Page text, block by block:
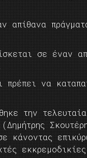
απίθανα
σε έναν
πρέπει να
την
κάνοντας